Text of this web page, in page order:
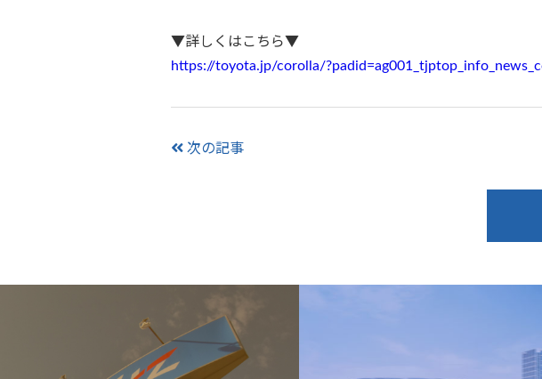
▼詳しくはこちら▼
https://toyota.jp/corolla/
次の記事